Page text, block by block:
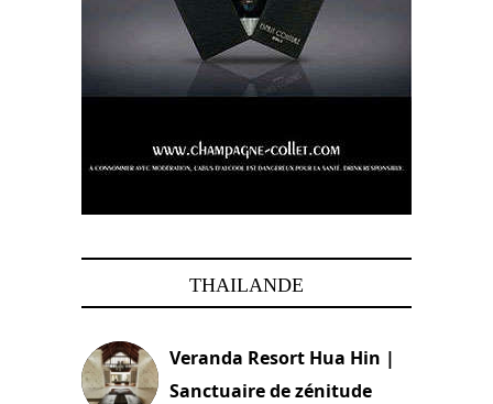
THAILANDE
Veranda Resort Hua Hin |
Sanctuaire de zénitude